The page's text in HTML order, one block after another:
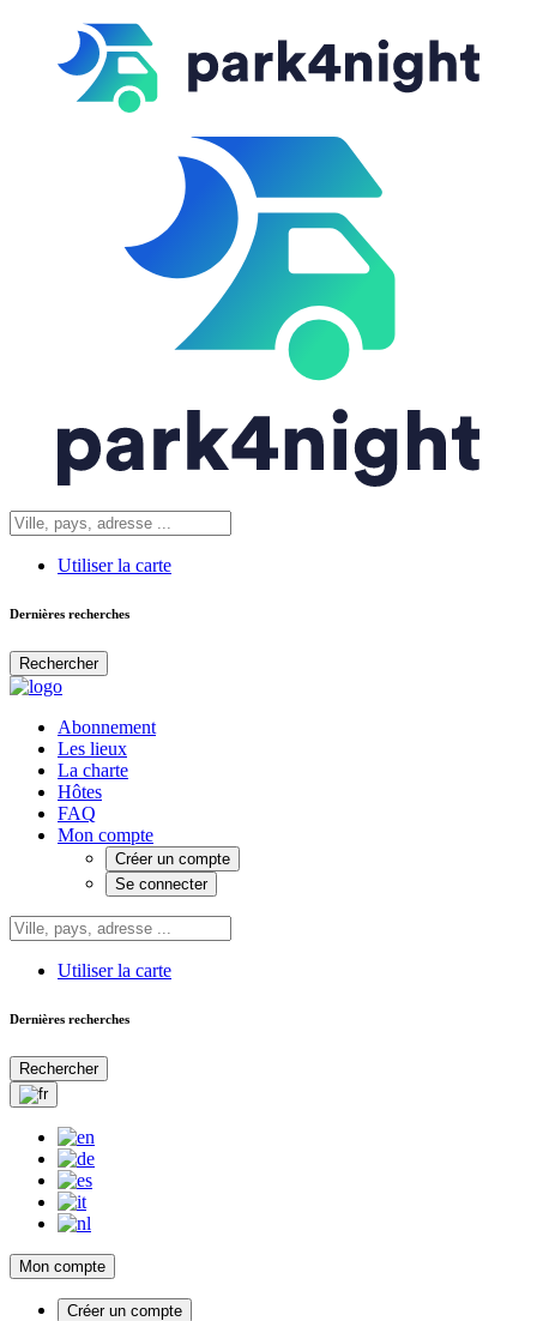
Utiliser la carte
Dernières recherches
Rechercher
Abonnement
Les lieux
La charte
Hôtes
FAQ
Mon compte
Créer un compte
Se connecter
Utiliser la carte
Dernières recherches
Rechercher
Mon compte
Créer un compte